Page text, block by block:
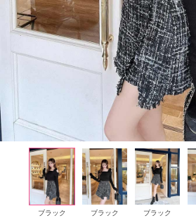
ブラック ブラック ブラック